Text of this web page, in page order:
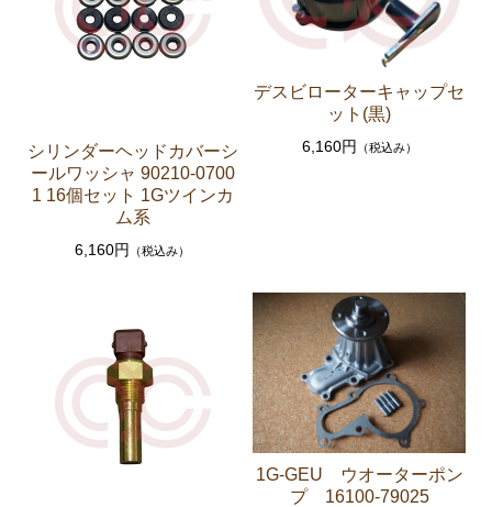
ブレーキパーツ（マスターシリンダー リペアキッ
ト ホース など）
クラッチパーツ（マスターシリンダー クラッチレリ
ーズシリンダー オーバーホールキット など）
ステアリングパーツ（ピットマンアーム アイドラー
アーム タイロッドエンド など）
足回りパーツ（アッパーマウント ベアリング ボー
ルジョイント ブッシュ類 など）
駆動パーツ（センターサポートベアリング ドライブ
シャフトブーツ デフなど）
エアコン ヒーター関係
ラベル
マークⅡ クレスタ チェイサー GX71 MX71
シリンダーヘッドカバーシ
ールワッシャ 90210-0700
1 16個セット 1Gツインカ
ム系
6,160円 （税込み）
デスビローターキャップセ
ット(黒)
6,160円 （税込み）
1G-GEU ウオーターポン
プ 16100-79025